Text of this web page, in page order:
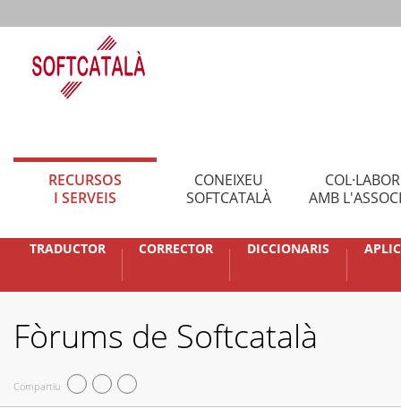
RECURSOS
I SERVEIS
CONEIXEU
SOFTCATALÀ
AMB
TRADUCTOR CORRECTOR DICCIONARIS
Fòrums de Softcatalà
Compartiu